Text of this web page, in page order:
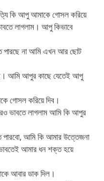
কি আপু আমাকে গোসল করিয়ে
লাগলাম। আপু কিভাবে
না আমি এখন আর ছোট
আমি আপুর কাছে যেতেই আপু
গোসল করিয়ে দিব।
ভাবতে লাগলাম আমি কি আপুর
পারবো, আমি কি আমার উত্তেজনা
আমার ধন শক্ত হয়ে
আবার ডাক দিল।